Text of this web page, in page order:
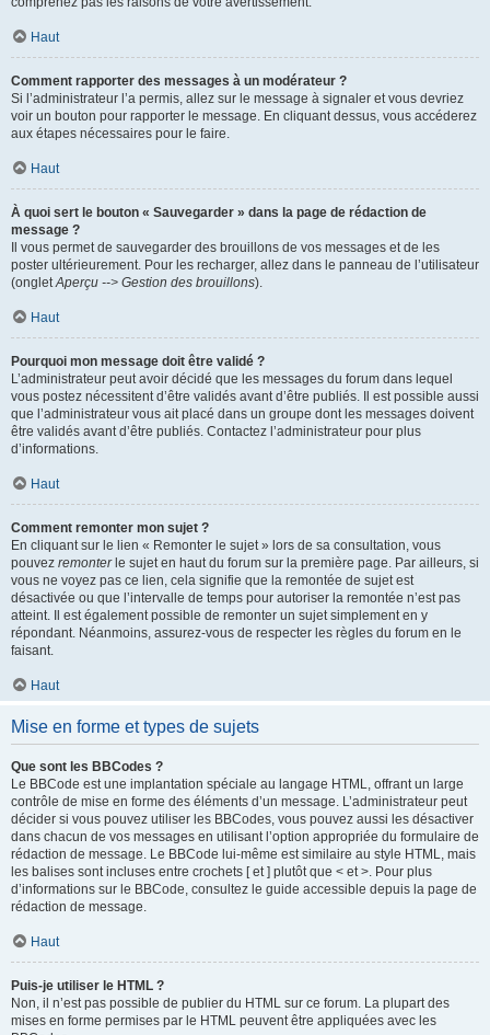
Haut
Comment rapporter des messages à un modérateur ?
Si l’administrateur l’a permis, allez sur le message à signaler et vous devriez
voir un bouton pour rapporter le message. En cliquant dessus, vous accéderez
aux étapes nécessaires pour le faire.
Haut
À quoi sert le bouton « Sauvegarder » dans la page de rédaction de
message ?
Il vous permet de sauvegarder des brouillons de vos messages et de les
poster ultérieurement. Pour les recharger, allez dans le panneau de l’utilisateur
(ongletAperçu --> Gestion des brouillons).
Haut
Pourquoi mon message doit être validé ?
L’administrateur peut avoir décidé que les messages du forum dans lequel
vous postez nécessitent d’être validés avant d’être publiés. Il est possible aussi
que l’administrateur vous ait placé dans un groupe dont les messages doivent
être validés avant d’être publiés. Contactez l’administrateur pour plus
d’informations.
Haut
Comment remonter mon sujet ?
En cliquant sur le lien « Remonter le sujet » lors de sa consultation, vous
pouvez remonterle sujet en haut du forum sur la première page. Par ailleurs, si
vous ne voyez pas ce lien, cela signifie que la remontée de sujet est
désactivée ou que l’intervalle de temps pour autoriser la remontée n’est pas
atteint. Il est également possible de remonter un sujet simplement en y
répondant. Néanmoins, assurez-vous de respecter les règles du forum en le
faisant.
Haut
Mise en forme et types de sujets
Que sont les BBCodes ?
Le BBCode est une implantation spéciale au langage HTML, offrant un large
contrôle de mise en forme des éléments d’un message. L’administrateur peut
décider si vous pouvez utiliser les BBCodes, vous pouvez aussi les désactiver
dans chacun de vos messages en utilisant l’option appropriée du formulaire de
rédaction de message. Le BBCode lui-même est similaire au style HTML, mais
les balises sont incluses entre crochets [ et ] plutôt que < et >. Pour plus
d’informations sur le BBCode, consultez le guide accessible depuis la page de
rédaction de message.
Haut
Puis-je utiliser le HTML ?
Non, il n’est pas possible de publier du HTML sur ce forum. La plupart des
mises en forme permises par le HTML peuvent être appliquées avec les